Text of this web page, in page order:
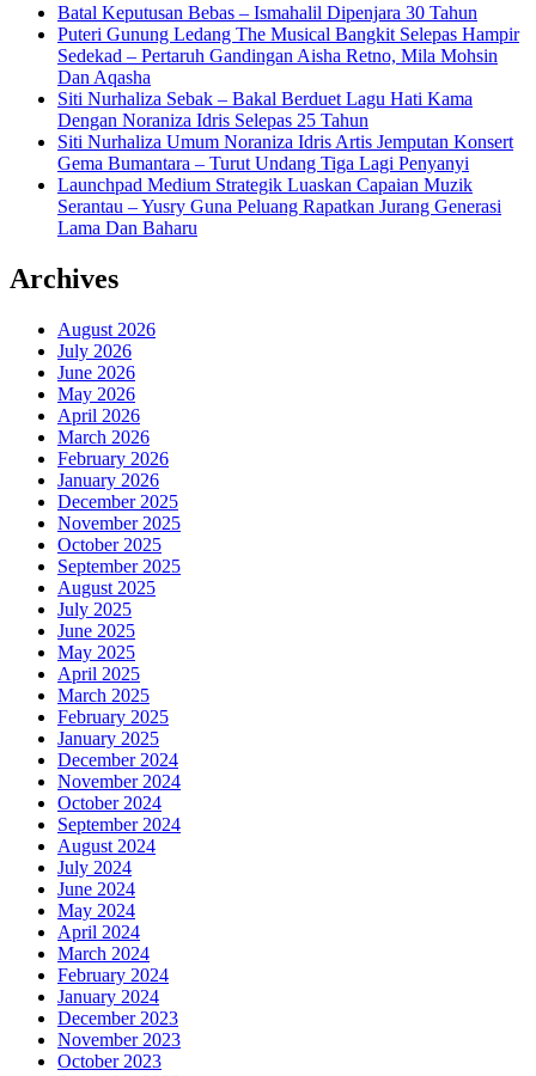
Batal Keputusan Bebas – Ismahalil Dipenjara 30 Tahun
Puteri Gunung Ledang The Musical Bangkit Selepas Hampir
Sedekad – Pertaruh Gandingan Aisha Retno, Mila Mohsin
Dan Aqasha
Siti Nurhaliza Sebak – Bakal Berduet Lagu Hati Kama
Dengan Noraniza Idris Selepas 25 Tahun
Siti Nurhaliza Umum Noraniza Idris Artis Jemputan Konsert
Gema Bumantara – Turut Undang Tiga Lagi Penyanyi
Launchpad Medium Strategik Luaskan Capaian Muzik
Serantau – Yusry Guna Peluang Rapatkan Jurang Generasi
Lama Dan Baharu
Archives
August 2026
July 2026
June 2026
May 2026
April 2026
March 2026
February 2026
January 2026
December 2025
November 2025
October 2025
September 2025
August 2025
July 2025
June 2025
May 2025
April 2025
March 2025
February 2025
January 2025
December 2024
November 2024
October 2024
September 2024
August 2024
July 2024
June 2024
May 2024
April 2024
March 2024
February 2024
January 2024
December 2023
November 2023
October 2023